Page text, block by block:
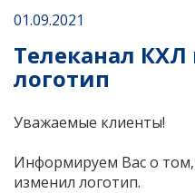
01.09.2021
Телеканал
логотип
Уважаемые клиенты!
Информируем Вас о том,
изменил логотип.